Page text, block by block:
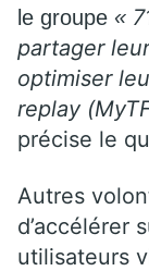
le groupe «
partager
optimiser
replay
précise le
Autres
d’accélérer
utilisateurs